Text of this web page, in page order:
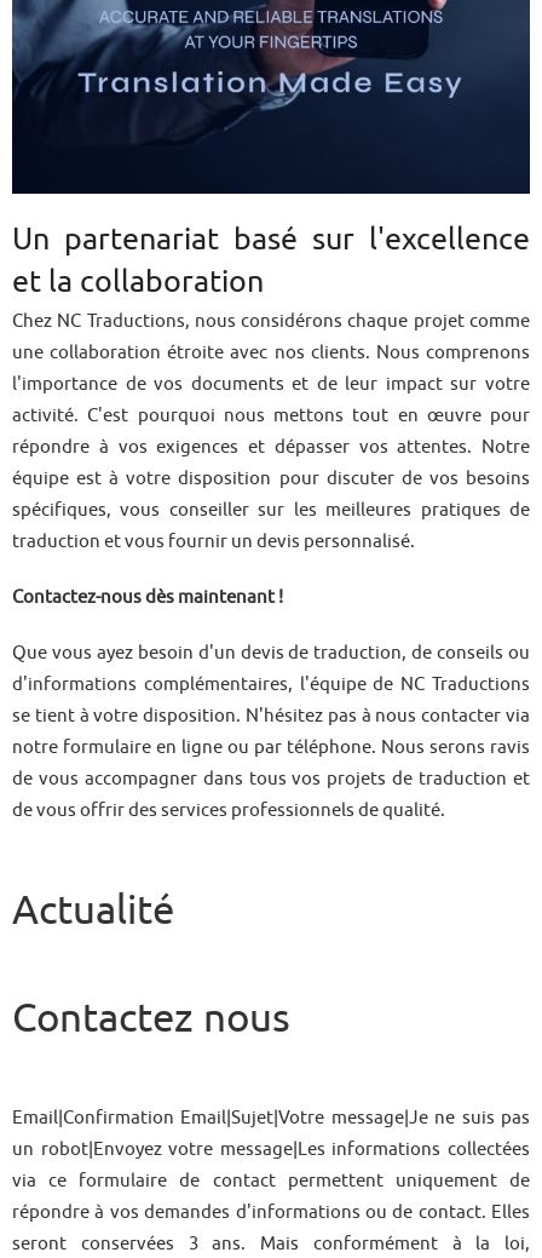
Un partenariat basé sur l'excellence
et la collaboration
Chez NC Traductions, nous considérons chaque projet comme
une collaboration étroite avec nos clients. Nous comprenons
l'importance de vos documents et de leur impact sur votre
activité. C'est pourquoi nous mettons tout en œuvre pour
répondre à vos exigences et dépasser vos attentes. Notre
équipe est à votre disposition pour discuter de vos besoins
spécifiques, vous conseiller sur les meilleures pratiques de
traduction et vous fournir un devis personnalisé.
Contactez-nous dès maintenant !
Que vous ayez besoin d'un devis de traduction, de conseils ou
d'informations complémentaires, l'équipe de NC Traductions
se tient à votre disposition. N'hésitez pas à nous contacter via
notre formulaire en ligne ou par téléphone. Nous serons ravis
de vous accompagner dans tous vos projets de traduction et
de vous offrir des services professionnels de qualité.
Actualité
Contactez nous
Email|Confirmation Email|Sujet|Votre message|Je ne suis pas
un robot|Envoyez votre message|Les informations collectées
via ce formulaire de contact permettent uniquement de
répondre à vos demandes d'informations ou de contact. Elles
seront conservées 3 ans. Mais conformément à la loi,